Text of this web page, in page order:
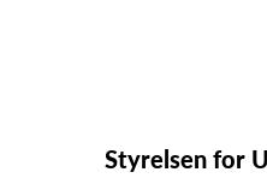
Styrelsen for